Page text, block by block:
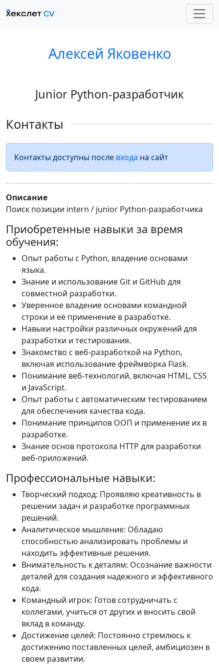
Алексей Яковенко
Junior Python-разработчик
Контакты
Контакты доступны после входа на сайт
Описание
Поиск позиции intern / junior Python-разработчика
Приобретенные навыки за время
обучения:
Опыт работы с Python, владение основами
языка.
Знание и использование Git и GitHub для
совместной разработки.
Уверенное владение основами командной
строки и её применение в разработке.
Навыки настройки различных окружений для
разработки и тестирования.
Знакомство с веб-разработкой на Python,
включая использование фреймворка Flask.
Понимание веб-технологий, включая HTML, CSS
и JavaScript.
Опыт работы с автоматическим тестированием
для обеспечения качества кода.
Понимание принципов ООП и применение их в
разработке.
Знание основ протокола HTTP для разработки
веб-приложений.
Профессиональные навыки:
Творческий подход: Проявляю креативность в
решении задач и разработке программных
решений.
Аналитическое мышление: Обладаю
способностью анализировать проблемы и
находить эффективные решения.
Внимательность к деталям: Осознание важности
деталей для создания надежного и эффективного
кода.
Командный игрок: Готов сотрудничать с
коллегами, учиться от других и вносить свой
вклад в команду.
Достижение целей: Постоянно стремлюсь к
достижению поставленных целей, амбициозен в
своем развитии.